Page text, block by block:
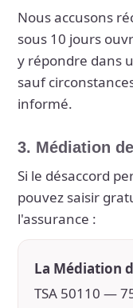
Nous accusons
sous 10 jours
y répondre dans
sauf
informé.
3. Médiation
Si le désaccord
pouvez saisir
l'assurance :
La Médiation
TSA 50110 —